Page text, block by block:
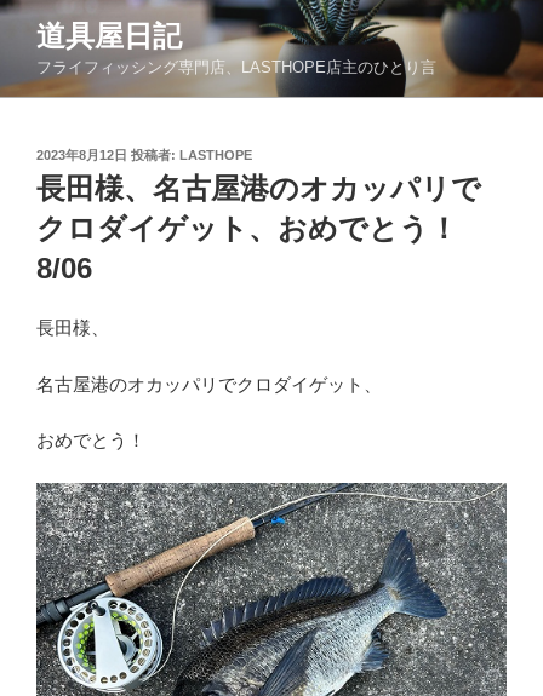
コ
ン
道具屋日記
フライフィッシング専門店、LASTHOPE店主のひとり言
投
稿
日:
2023年8月12日 投稿者: LASTHOPE
長田様、名古屋港のオカッパリで
クロダイゲット、おめでとう！
8/06
長田様、
名古屋港のオカッパリでクロダイゲット、
おめでとう！